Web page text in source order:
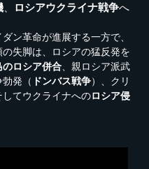
ロシアウクライナ戦争へ
ン革命が進展する一方で、
失脚は、ロシアの猛反発を
のロシア併合 、親ロシア派武
発（ ドンバス戦争）、クリ
てウクライナへのロシア侵